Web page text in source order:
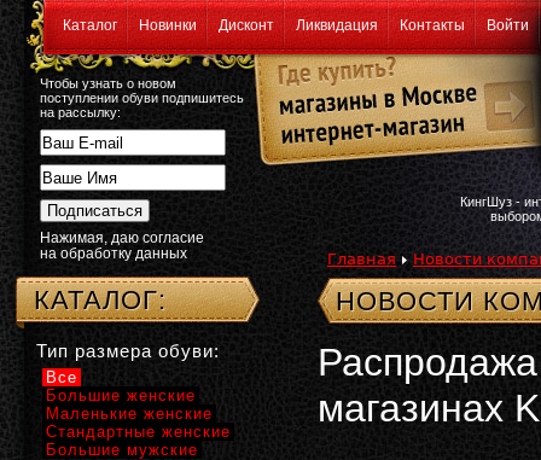
Каталог Новинки Дисконт Ликвидация Контакты Войти
Чтобы узнать о новом
поступлении обуви подпишитесь
на рассылку:
Нажимая, даю согласие
на обработку данных
КингШуз -
Главная Новости
НОВОСТИ
магазинах
КАТАЛОГ:
Тип размера обуви:
Все
Большие женские
Маленькие женские
Стандартные женские
Большие мужские